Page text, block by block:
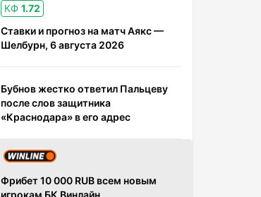
КФ 1.72
Ставки и прогноз на матч Аякс —
Шелбурн, 6 августа 2026
Бубнов жестко ответил Пальцеву
после слов защитника
«Краснодара» в его адрес
Фрибет 10 000 RUB всем новым
игрокам БК Винлайн